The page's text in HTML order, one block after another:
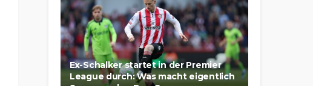
Ex-Schalker startet in der Premier
League durch: Was macht eigentlich